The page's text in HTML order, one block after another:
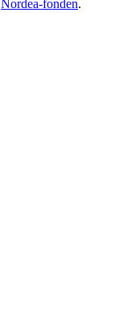
Nordea-fonden.